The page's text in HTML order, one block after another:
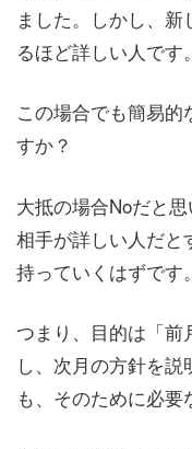
ました。しかし、
るほど詳しい人です。
この場合でも簡易的
すか？
大抵の場合Noだと思
相手が詳しい人だと
持っていくはずです。
つまり、目的は「前
し、次月の方針を
も、そのために必要